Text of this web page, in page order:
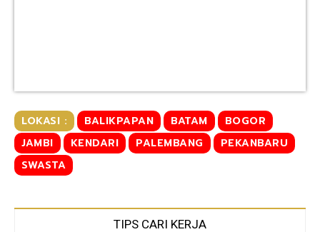
LOKASI : BALIKPAPAN BATAM
BOGOR
JAMBI
KENDARI PALEMBANG
PEKANBARU
SWASTA
TIPS CARI KERJA